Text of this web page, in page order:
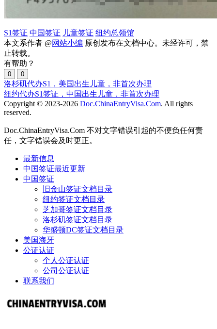
S1签证 中国签证 儿童签证 纽约总领馆
本文系作者 @网站小编 原创发布在文档中心。未经许可，禁
止转载。
有帮助？
0 0
洛杉矶代办S1，美国出生儿童，非首次办理
纽约代办S1签证，中国出生儿童，非首次办理
Copyright © 2023-2026 Doc.ChinaEntryVisa.Com. All rights
reserved.
Doc.ChinaEntryVisa.Com 不对文字错误引起的不便负任何责
任，文字错误会及时更正。
最新信息
中国签证最近更新
中国签证
旧金山签证文档目录
纽约签证文档目录
芝加哥签证文档目录
洛杉矶签证文档目录
华盛顿DC签证文档目录
美国海牙
公证认证
个人公证认证
公司公证认证
联系我们